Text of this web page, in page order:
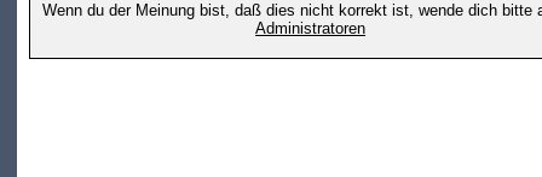
Wenn du der Meinung bist, daß dies nicht korrekt ist, wende dich bitte
Administratoren